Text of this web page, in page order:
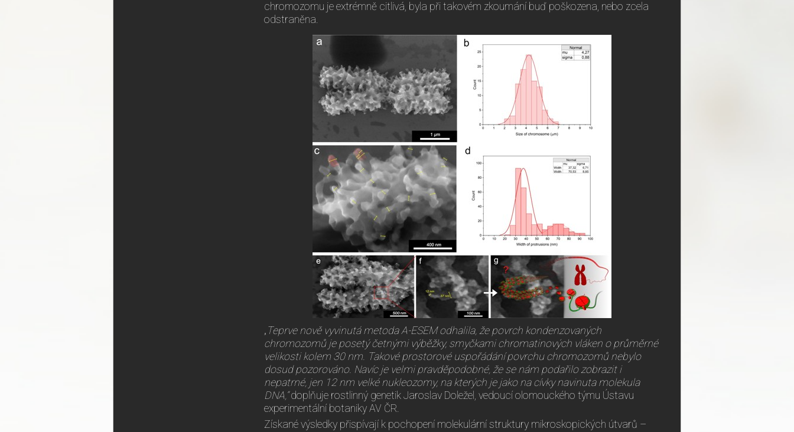
chromozomu je extrémně citlivá, byla při takovém zkoumání buď poškozena, nebo zcela
odstraněna.
„ Teprve nově vyvinutá metoda A-ESEM odhalila, že povrch kondenzovaných
chromozomů je posetý četnými výběžky, smyčkami chromatinových vláken o průměrné
velikosti kolem 30 nm. Takové prostorové uspořádání povrchu chromozomů nebylo
dosud pozorováno. Navíc je velmi pravděpodobné, že se nám podařilo zobrazit i
nepatrné, jen 12 nm velké nukleozomy, na kterých je jako na cívky navinuta molekula
DNA,“doplňuje rostlinný genetik Jaroslav Doležel, vedoucí olomouckého týmu Ústavu
experimentální botaniky AV ČR.
Získané výsledky přispívají k pochopení molekulární struktury mikroskopických útvarů –